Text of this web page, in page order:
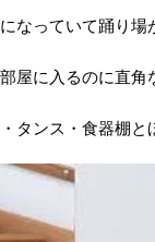
なっていて踊り場
屋に入るのに直角
タンス・食器棚と